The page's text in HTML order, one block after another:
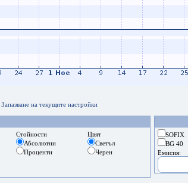
Запазване на текущите настройки
SOFIX
BG 40
Емисия:
Стойности
Абсолютни
Проценти
Цвят
Светъл
Черен